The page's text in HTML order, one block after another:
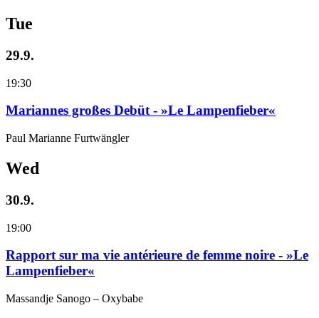
Tue
29.9.
19:30
Mariannes großes Debüt - »Le Lampenfieber«
Paul Marianne Furtwängler
Wed
30.9.
19:00
Rapport sur ma vie antérieure de femme noire - »Le
Lampenfieber«
Massandje Sanogo – Oxybabe